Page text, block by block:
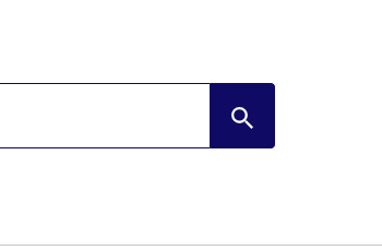
います。 その際はよろしくお願いしますね。